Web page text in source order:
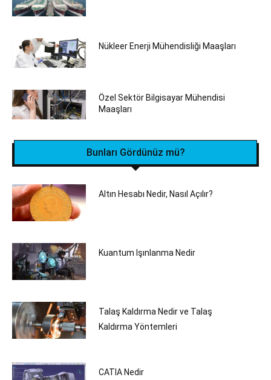
Nükleer Enerji Mühendisliği Maaşları
Özel Sektör Bilgisayar Mühendisi
Maaşları
Bunları Gördünüz mü?
Altın Hesabı Nedir, Nasıl Açılır?
Kuantum Işınlanma Nedir
Talaş Kaldırma Nedir ve Talaş
Kaldırma Yöntemleri
CATIA Nedir